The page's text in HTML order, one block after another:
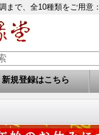
まで、全10種類をご用意：
新規登録はこちら